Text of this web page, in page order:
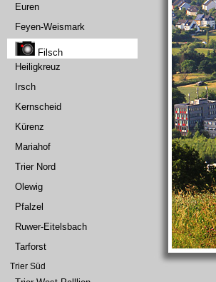
Euren
Feyen-Weismark
Filsch
Heiligkreuz
Irsch
Kernscheid
Kürenz
Mariahof
Trier Nord
Olewig
Pfalzel
Ruwer-Eitelsbach
Tarforst
Trier Süd